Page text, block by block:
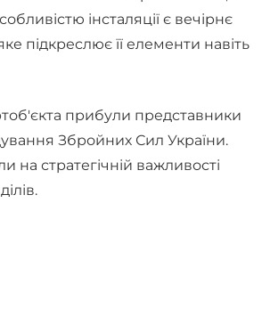
інсталяції є вечірнє
підкреслює її елементи навіть
прибули представники
Збройних Сил України.
на стратегічній важливості